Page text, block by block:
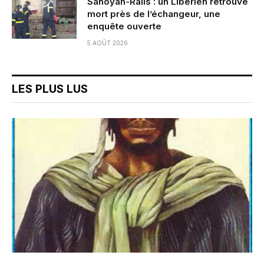
mort près de l’échangeur, une
enquête ouverte
5 AOÛT 2026
LES PLUS LUS